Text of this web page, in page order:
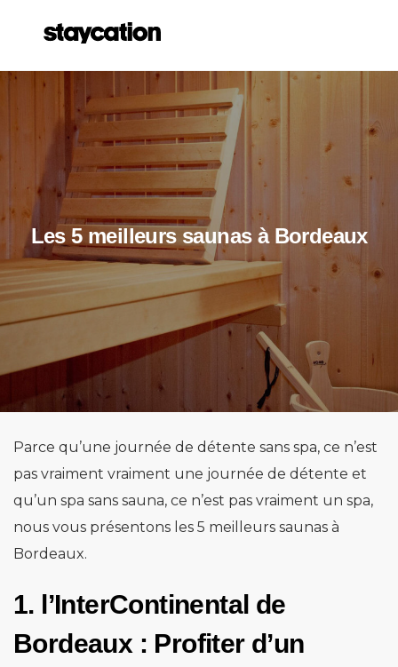
Les 5 meilleurs saunas à Bordeaux
Parce qu’une journée de détente sans spa, ce n’est
pas vraiment vraiment une journée de détente et
qu’un spa sans sauna, ce n’est pas vraiment un spa,
nous vous présentons les 5 meilleurs saunas à
Bordeaux.
1. l’InterContinental de
Bordeaux : Profiter d’un